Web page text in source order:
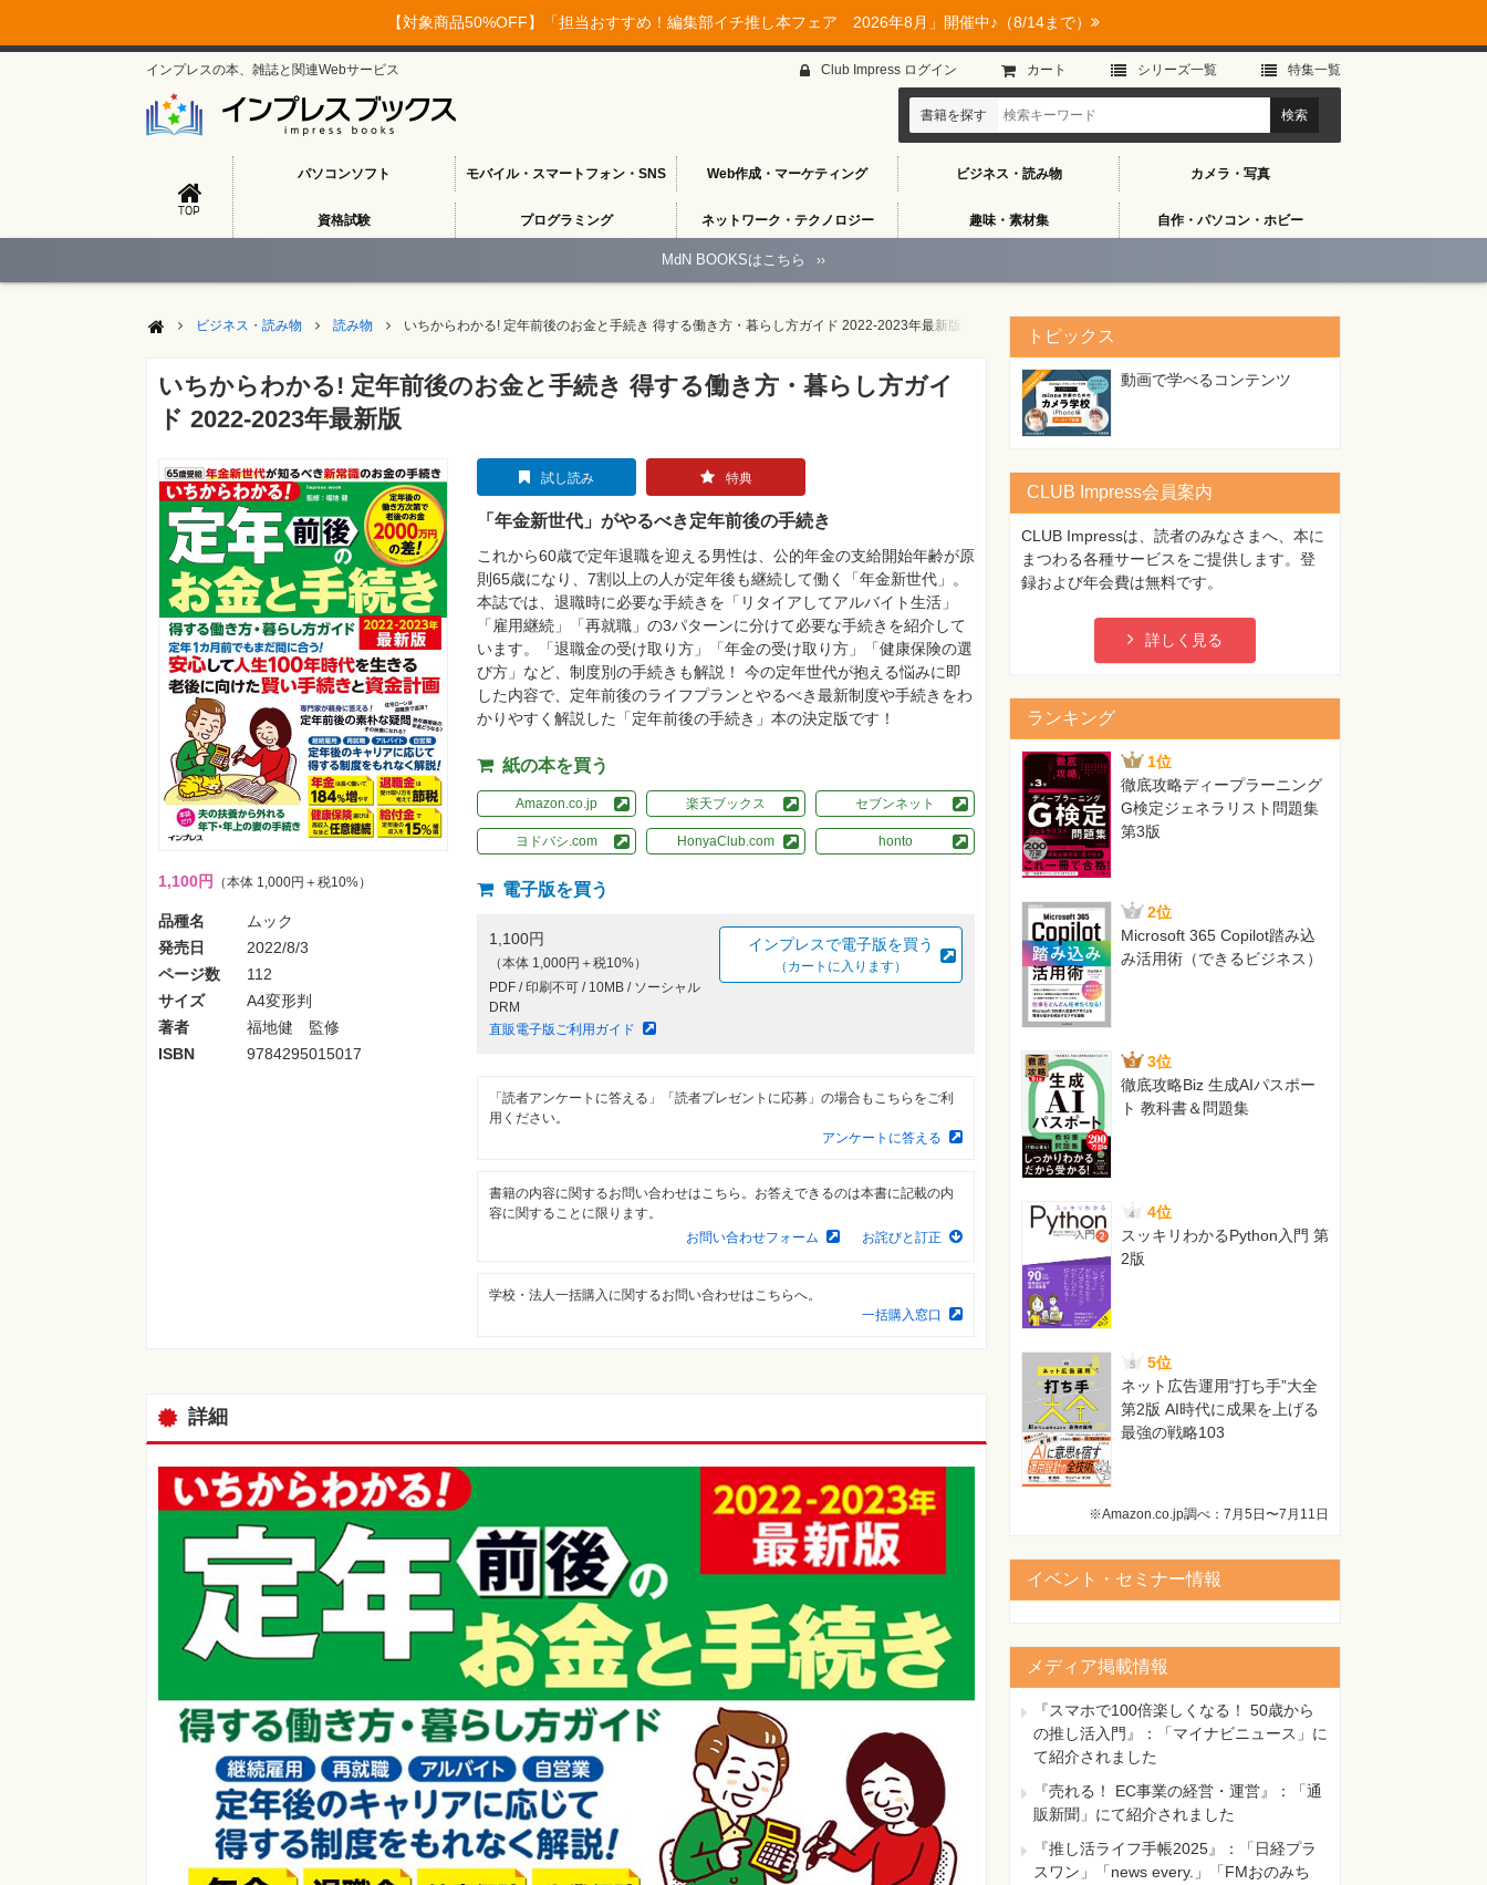
【対象商品50%OFF】「担当おすすめ！編集部イチ推し本フェア 2026年8月」開催中♪（8/14まで）
インプレスの本、雑誌と関連Webサービス
TOP
パソコンソフト モバイル・スマートフォン・SNS Web作成・マーケティング ビジネス・読み物 カメラ・写真
資格試験 プログラミング ネットワーク・テクノロジー 趣味・素材集 自作・パソコン・ホビー
Club Impress ログイン カート シリーズ⼀覧 特集⼀覧
書籍を探す
MdN BOOKSはこちら ››
ビジネス・読み物 読み物 いちからわかる! 定年前後のお金と手続き 得する働き方・暮らし方ガイド 2022-2023年最新版
いちからわかる! 定年前後のお金と手続き 得する働き方・暮らし方ガイ
ド 2022-2023年最新版
1,100円 （本体 1,000円＋税10%）
品種名
ムック
発売日
2022/8/3
ページ数
112
サイズ
A4変形判
著者
福地健 監修
ISBN
9784295015017
試し読み 特典
「年金新世代」がやるべき定年前後の手続き
これから60歳で定年退職を迎える男性は、公的年金の支給開始年齢が原
則65歳になり、7割以上の人が定年後も継続して働く「年金新世代」。
本誌では、退職時に必要な手続きを「リタイアしてアルバイト生活」
「雇用継続」「再就職」の3パターンに分けて必要な手続きを紹介して
います。「退職金の受け取り方」「年金の受け取り方」「健康保険の選
び方」など、制度別の手続きも解説！ 今の定年世代が抱える悩みに即
した内容で、定年前後のライフプランとやるべき最新制度や手続きをわ
かりやすく解説した「定年前後の手続き」本の決定版です！
紙の本を買う
Amazon.co.jp 楽天ブックス セブンネット
ヨドバシ.com HonyaClub.com honto
電子版を買う
1,100円
（本体 1,000円＋税10%）
PDF / 印刷不可 / 10MB / ソーシャル
DRM
直販電子版ご利用ガイド
インプレスで電子版を買う
（カートに入ります）
「読者アンケートに答える」「読者プレゼントに応募」の場合もこちらをご利
用ください。
アンケートに答える
書籍の内容に関するお問い合わせはこちら。お答えできるのは本書に記載の内
容に関することに限ります。
お問い合わせフォーム
お詫びと訂正
学校・法人一括購入に関するお問い合わせはこちらへ。
一括購入窓口
詳細
トピックス
動画で学べるコンテンツ
CLUB Impress会員案内
CLUB Impressは、読者のみなさまへ、本に
まつわる各種サービスをご提供します。登
録および年会費は無料です。
詳しく見る
ランキング
1位
徹底攻略ディープラーニング
G検定ジェネラリスト問題集
第3版
2位
Microsoft 365 Copilot踏み込
み活用術（できるビジネス）
3位
徹底攻略Biz 生成AIパスポー
ト 教科書＆問題集
4位
スッキリわかるPython入門 第
2版
5位
ネット広告運用“打ち手”大全
第2版 AI時代に成果を上げる
最強の戦略103
※Amazon.co.jp調べ：7月5日〜7月11日
イベント・セミナー情報
メディア掲載情報
『スマホで100倍楽しくなる！ 50歳から
の推し活入門』：「マイナビニュース」に
て紹介されました
『売れる！ EC事業の経営・運営』：「通
販新聞」にて紹介されました
『推し活ライフ手帳2025』：「日経プラ
スワン」「news every.」「FMおのみち